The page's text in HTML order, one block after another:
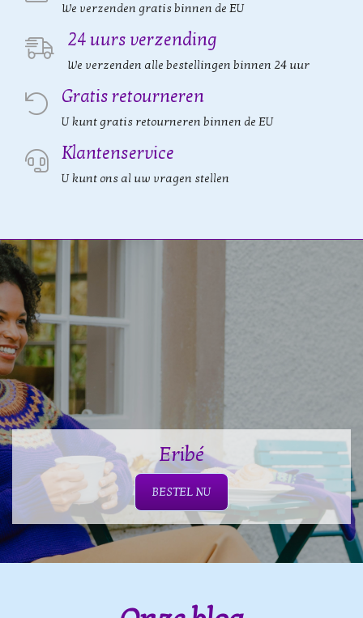
We verzenden gratis binnen de EU
24 uurs verzending
We verzenden alle bestellingen binnen 24 uur
Gratis retourneren
U kunt gratis retourneren binnen de EU
Klantenservice
U kunt ons al uw vragen stellen
Eribé
BESTEL NU